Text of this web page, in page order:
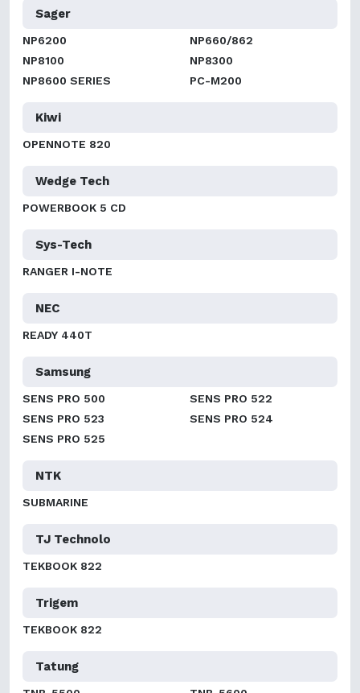
Sager
NP6200
NP660/862
NP8100
NP8300
NP8600 SERIES
PC-M200
Kiwi
OPENNOTE 820
Wedge Tech
POWERBOOK 5 CD
Sys-Tech
RANGER I-NOTE
NEC
READY 440T
Samsung
SENS PRO 500
SENS PRO 522
SENS PRO 523
SENS PRO 524
SENS PRO 525
NTK
SUBMARINE
TJ Technolo
TEKBOOK 822
Trigem
TEKBOOK 822
Tatung